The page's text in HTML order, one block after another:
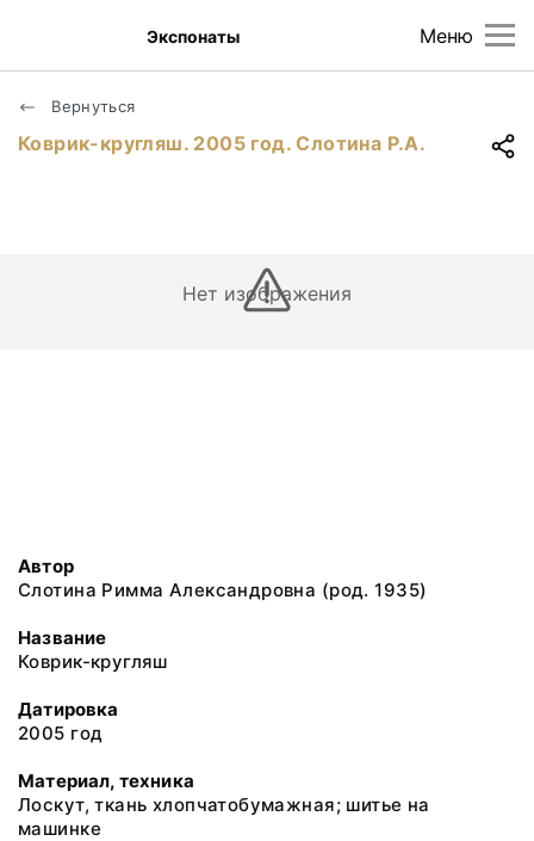
Меню
Экспонаты
Вернуться
Коврик-кругляш. 2005 год. Слотина Р.А.
Нет изображения
Автор
Слотина Римма Александровна (род. 1935)
Название
Коврик-кругляш
Датировка
2005 год
Материал, техника
Лоскут, ткань хлопчатобумажная; шитье на
машинке